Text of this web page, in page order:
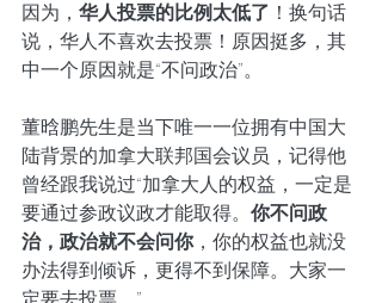
因为， 华人投票的比例太低了 ！换句话
说，华人不喜欢去投票！原因挺多，其
中一个原因就是“不问政治”。
董晗鹏先生是当下唯一一位拥有中国大
陆背景的加拿大联邦国会议员，记得他
曾经跟我说过“加拿大人的权益，一定是
要通过参政议政才能取得。 你不问政
治，政治就不会问你，你的权益也就没
办法得到倾诉，更得不到保障。大家一